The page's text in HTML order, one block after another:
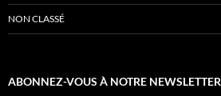
NON CLASSÉ
ABONNEZ-VOUS À NOTRE NEWSLETTER